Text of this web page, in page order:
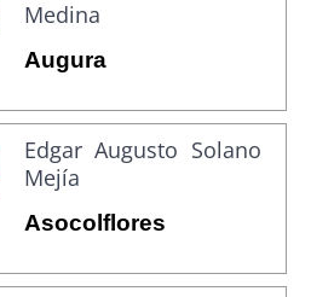
Medina
Augura
Edgar Augusto Solano
Mejía
Asocolflores